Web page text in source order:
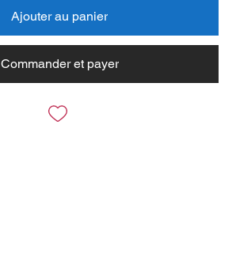
Ajouter au panier
Commander et payer